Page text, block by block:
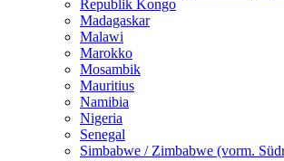
Republik Kongo
Madagaskar
Malawi
Marokko
Mosambik
Mauritius
Namibia
Nigeria
Senegal
Simbabwe / Zimbabwe (vorm.